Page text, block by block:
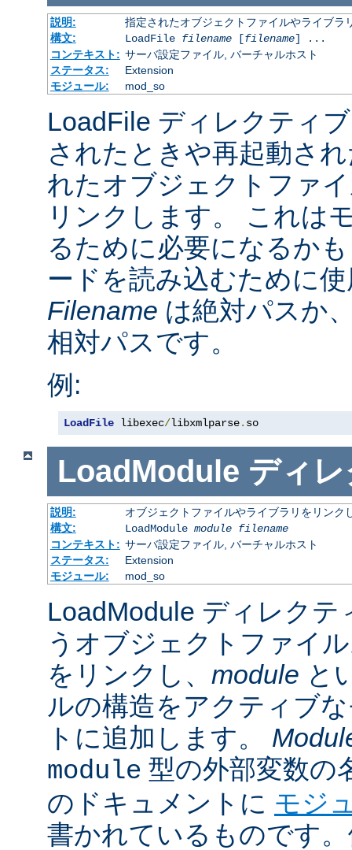
説明:
指定されたオブジェクトファイルやライブラ
構文:
LoadFile filename[filename] ...
コンテキスト: サーバ設定ファイル, バーチャルホスト
ステータス:
Extension
モジュール:
mod_so
LoadFile ディレクティ
されたときや再起動さ
れたオブジェクトファ
リンクします。 これは
るために必要になるか
ードを読み込むために
Filename は絶対パスか
相対パスです。
例:
LoadFile libexec/libxmlparse. so
LoadModule ディ
説明:
オブジェクトファイルやライブラリをリン
構文:
LoadModule module filename
コンテキスト: サーバ設定ファイル, バーチャルホスト
ステータス:
Extension
モジュール:
mod_so
LoadModule ディレク
うオブジェクトファイ
をリンクし、 module と
ルの構造をアクティブ
トに追加します。
module 型の外部変数の
のドキュメントに モジ
書かれているものです